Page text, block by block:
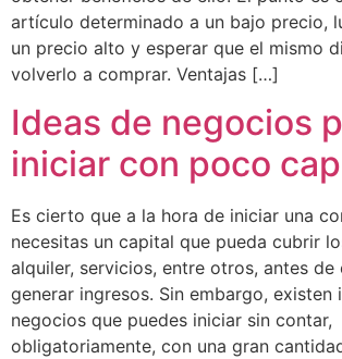
artículo determinado a un bajo precio,
un precio alto y esperar que el mismo
volverlo a comprar. Ventajas […]
Ideas de negocios
iniciar con poco
Es cierto que a la hora de iniciar una
necesitas un capital que pueda cubrir
alquiler, servicios, entre otros, antes de
generar ingresos. Sin embargo, existen
negocios que puedes iniciar sin contar,
obligatoriamente, con una gran